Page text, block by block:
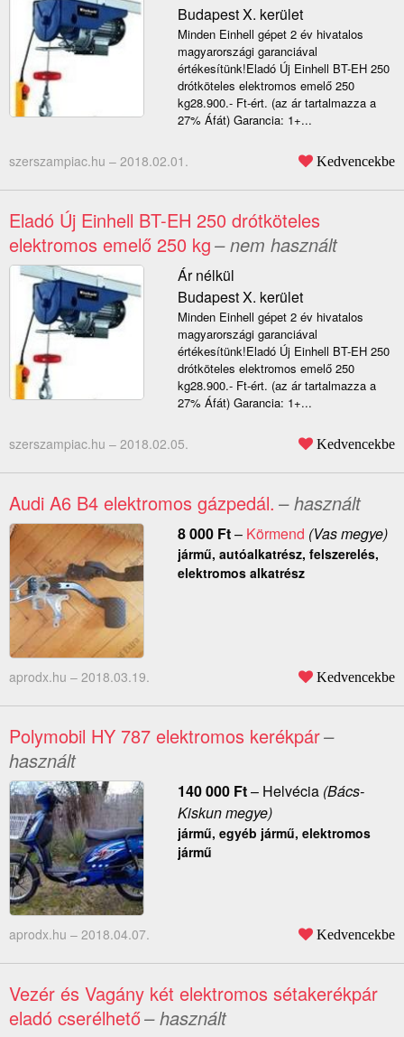
Budapest X. kerület
Minden Einhell gépet 2 év hivatalos
magyarországi garanciával
értékesítünk!Eladó Új Einhell BT-EH 250
drótköteles elektromos emelő 250
kg28.900.- Ft-ért. (az ár tartalmazza a
27% Áfát) Garancia: 1+...
szerszampiac.hu – 2018.02.01. Kedvencekbe
Eladó Új Einhell BT-EH 250 drótköteles
elektromos emelő 250 kg– nem használt
Ár nélkül
Budapest X. kerület
Minden Einhell gépet 2 év hivatalos
magyarországi garanciával
értékesítünk!Eladó Új Einhell BT-EH 250
drótköteles elektromos emelő 250
kg28.900.- Ft-ért. (az ár tartalmazza a
27% Áfát) Garancia: 1+...
szerszampiac.hu – 2018.02.05. Kedvencekbe
Audi A6 B4 elektromos gázpedál. – használt
8 000 Ft– Körmend (Vas megye)
jármű, autóalkatrész, felszerelés,
elektromos alkatrész
aprodx.hu – 2018.03.19. Kedvencekbe
Polymobil HY 787 elektromos kerékpár–
használt
140 000 Ft– Helvécia(Bács-
Kiskun megye)
jármű, egyéb jármű, elektromos
jármű
aprodx.hu – 2018.04.07. Kedvencekbe
Vezér és Vagány két elektromos sétakerékpár
eladó cserélhető– használt